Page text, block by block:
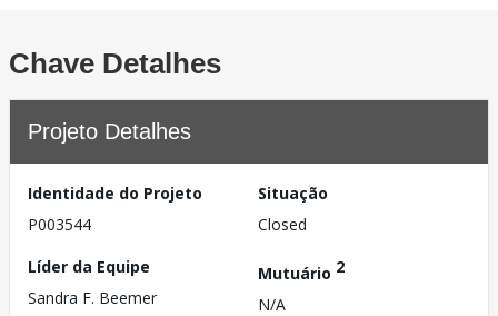
Chave Detalhes
Projeto Detalhes
Identidade do Projeto
P003544
Situação
Closed
Líder da Equipe
Sandra F. Beemer
Mutuário 2
N/A